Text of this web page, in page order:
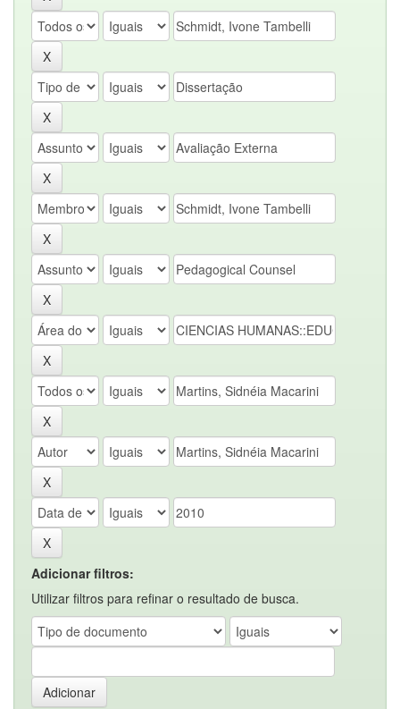
Adicionar filtros:
Utilizar filtros para refinar o resultado de busca.